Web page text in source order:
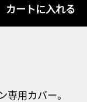
カートに入れる
専用カバー。